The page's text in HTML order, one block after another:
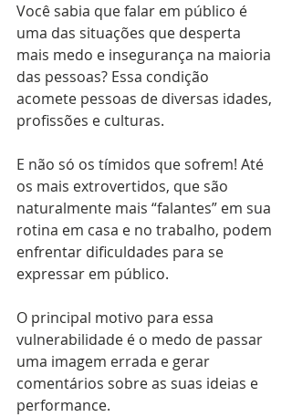
Você sabia que falar em público é
uma das situações que desperta
mais medo e insegurança na maioria
das pessoas? Essa condição
acomete pessoas de diversas idades,
profissões e culturas.
E não só os tímidos que sofrem! Até
os mais extrovertidos, que são
naturalmente mais “falantes” em sua
rotina em casa e no trabalho, podem
enfrentar dificuldades para se
expressar em público.
O principal motivo para essa
vulnerabilidade é o medo de passar
uma imagem errada e gerar
comentários sobre as suas ideias e
performance.